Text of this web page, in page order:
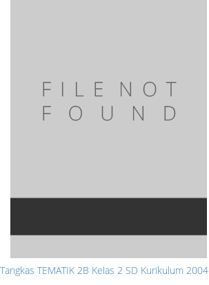
Tangkas TEMATIK 2B Kelas 2 SD Kurikulum 2004